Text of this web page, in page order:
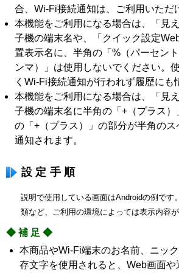
合、Wi-Fi接続通知は、ご利用いただ
本機能をご利用になる場合は、「見
子機の端末名や、「クイック設定
置表示名に、半角の「%（パーセン
ンマ）」は使用しないでください。
くWi-Fi接続通知が行われず履歴にも
本機能をご利用になる場合は、「見
子機の端末名に半角の「+（プラス）
の「+（プラス）」の部分が半角のス
通知されます。
設定手順
説明で使用している画面はAndroidの例です
類など、ご利用の環境によっては表示内容
◆補足◆
本商品やWi-Fi端末のお名前、ニッ
存文字を使用されると、Web画面